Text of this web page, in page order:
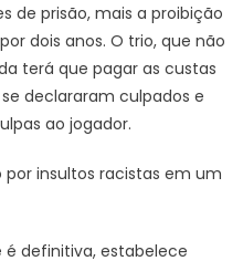
de prisão, mais a proibição
dois anos. O trio, que não
terá que pagar as custas
declararam culpados e
ao jogador.
insultos racistas em um
é definitiva, estabelece